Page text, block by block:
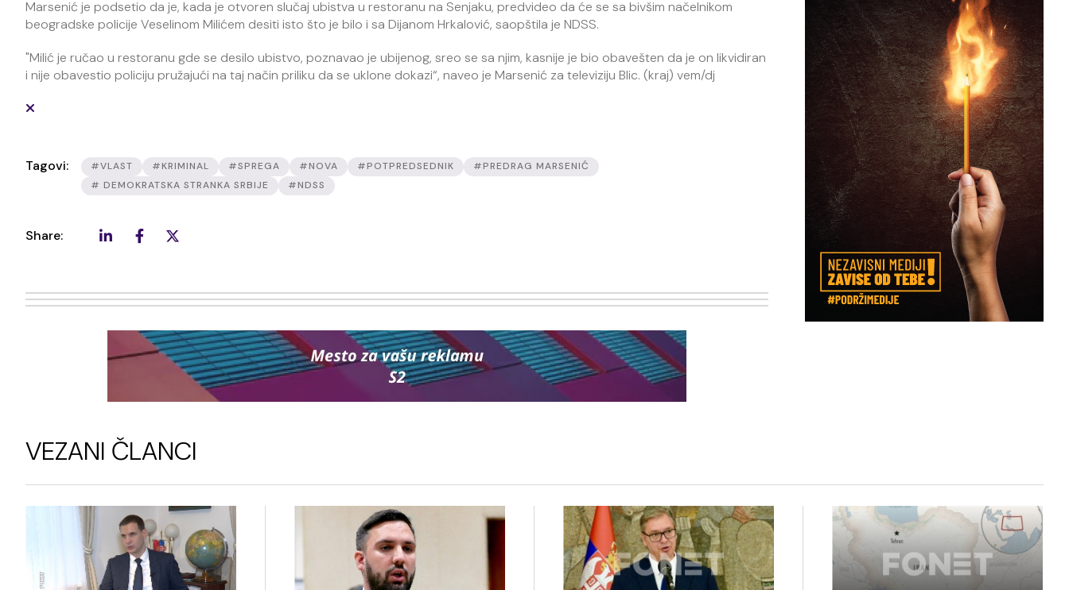
Marsenić je podsetio da je, kada je otvoren slučaj ubistva u restoranu na Senjaku, predvideo da će se sa bivšim načelnikom
beogradske policije Veselinom Milićem desiti isto što je bilo i sa Dijanom Hrkalović, saopštila je NDSS.
"Milić je ručao u restoranu gde se desilo ubistvo, poznavao je ubijenog, sreo se sa njim, kasnije je bio obavešten da je on likvidiran
i nije obavestio policiju pružajući na taj način priliku da se uklone dokazi“, naveo je Marsenić za televiziju Blic. (kraj) vem/dj
Tagovi: #VLAST #KRIMINAL #SPREGA #NOVA #POTPREDSEDNIK
#PREDRAG MARSENIĆ
# DEMOKRATSKA STRANKA SRBIJE
#NDSS
Share:
VEZANI ČLANCI